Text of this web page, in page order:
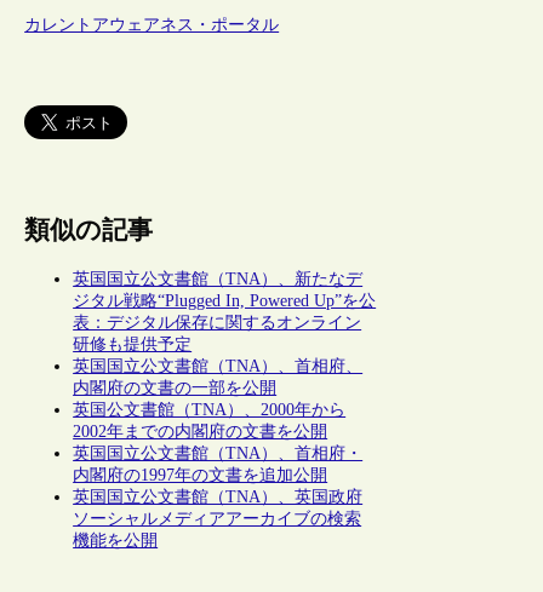
カレントアウェアネス・ポータル
類似の記事
英国国立公文書館（TNA）、新たなデ
ジタル戦略“Plugged In, Powered Up”を公
表：デジタル保存に関するオンライン
研修も提供予定
英国国立公文書館（TNA）、首相府、
内閣府の文書の一部を公開
英国公文書館（TNA）、2000年から
2002年までの内閣府の文書を公開
英国国立公文書館（TNA）、首相府・
内閣府の1997年の文書を追加公開
英国国立公文書館（TNA）、英国政府
ソーシャルメディアアーカイブの検索
機能を公開